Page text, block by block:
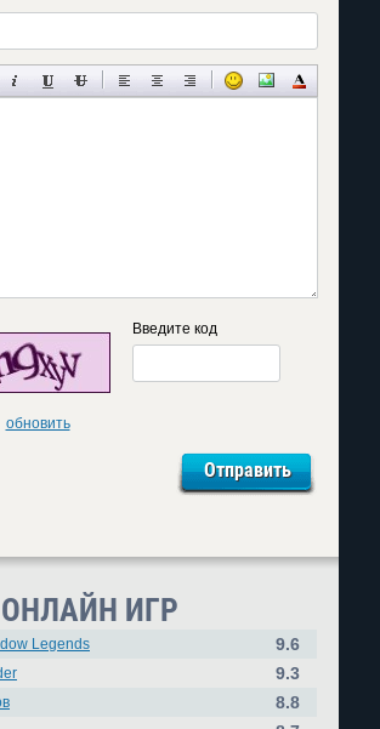
обновить
Введите код
ИГР
Legends 9.6
9.3
8.8